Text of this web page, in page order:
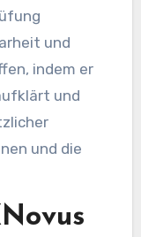
und
indem er
und
und die